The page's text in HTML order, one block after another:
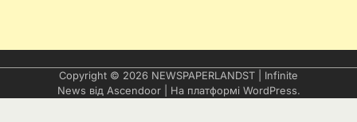
Copyright © 2026 NEWSPAPERLANDST | Infinite
News від Ascendoor| На платформі WordPress.